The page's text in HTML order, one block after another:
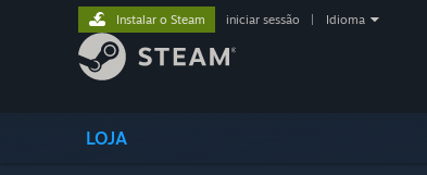
LOJA
Instalar o Steam iniciar sessão Idioma